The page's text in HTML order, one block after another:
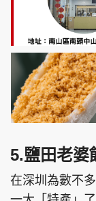
5.鹽田老婆
在深圳為數不